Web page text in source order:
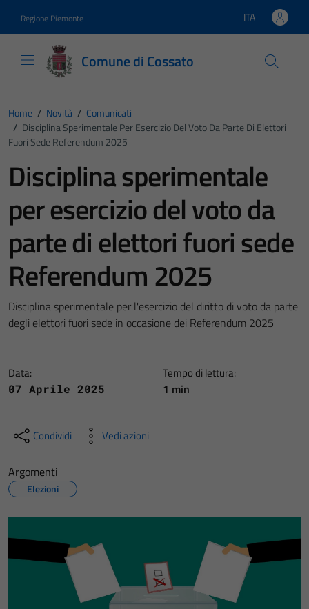
Regione Piemonte Lingua attiva:
ITA
Comune di Cossato
Home / Novità / Comunicati
/ Disciplina Sperimentale Per Esercizio Del Voto Da Parte Di Elettori
Fuori Sede Referendum 2025
Disciplina sperimentale
per esercizio del voto da
parte di elettori fuori sede
Referendum 2025
Disciplina sperimentale per l'esercizio del diritto di voto da parte
degli elettori fuori sede in occasione dei Referendum 2025
Data:
07 Aprile 2025
Tempo di lettura:
1 min
Condividi Vedi azioni
Argomenti
Elezioni